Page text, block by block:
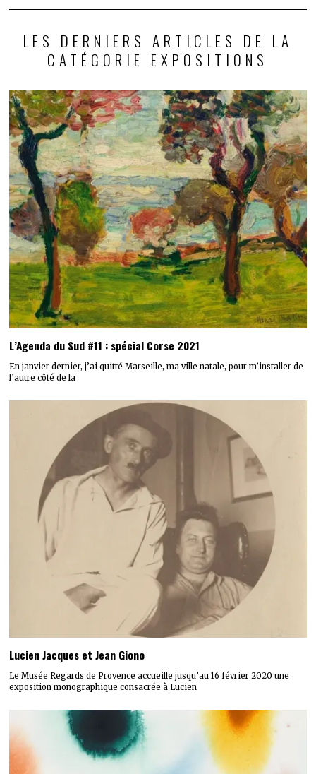
LES DERNIERS ARTICLES DE LA
CATÉGORIE EXPOSITIONS
L’Agenda du Sud #11 : spécial Corse 2021
En janvier dernier, j’ai quitté Marseille, ma ville natale, pour m’installer de
l’autre côté de la
Lucien Jacques et Jean Giono
Le Musée Regards de Provence accueille jusqu’au 16 février 2020 une
exposition monographique consacrée à Lucien